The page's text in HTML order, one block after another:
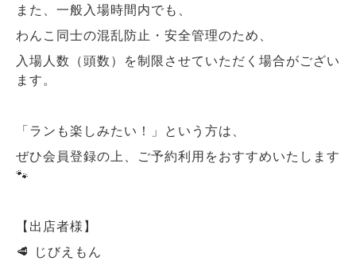
また、一般入場時間内でも、
わんこ同士の混乱防止・安全管理のため、
入場人数（頭数）を制限させていただく場合がござい
ます。
「ランも楽しみたい！」という方は、
ぜひ会員登録の上、ご予約利用をおすすめいたします
🐾
【出店者様】
🥩 じびえもん